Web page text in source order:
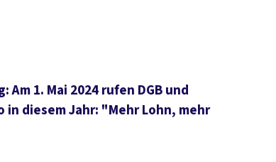
1. Mai 2024 rufen DGB und
diesem Jahr: "Mehr Lohn, mehr